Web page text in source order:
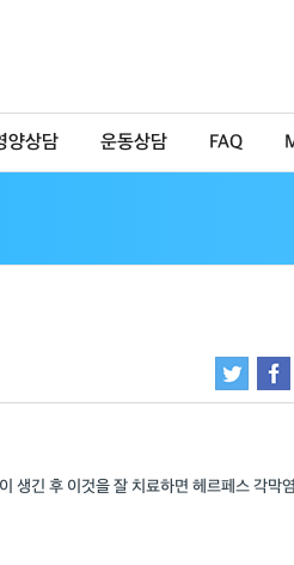
양상담 운동상담 FAQ
생긴 후 이것을 잘 치료하면 헤르페스 각막